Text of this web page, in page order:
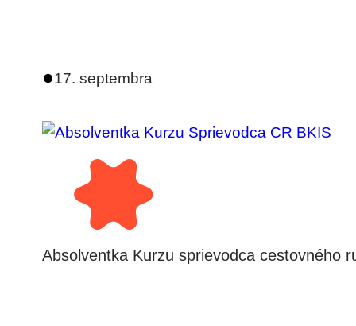
17. septembra
Absolventka Kurzu sprievodca cestovného